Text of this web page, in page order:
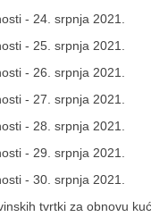
- 24. srpnja 2021.
- 25. srpnja 2021.
- 26. srpnja 2021.
- 27. srpnja 2021.
- 28. srpnja 2021.
- 29. srpnja 2021.
- 30. srpnja 2021.
tvrtki za obnovu